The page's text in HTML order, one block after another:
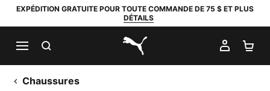
EXPÉDITION GRATUITE POUR TOUTE COMMANDE DE 75 $ ET PLUS
DÉTAILS
PUMA.com
MON
Chaussures